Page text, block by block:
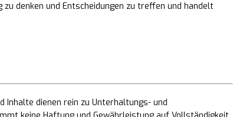
denken und Entscheidungen zu treffen und handelt
Inhalte dienen rein zu Unterhaltungs- und